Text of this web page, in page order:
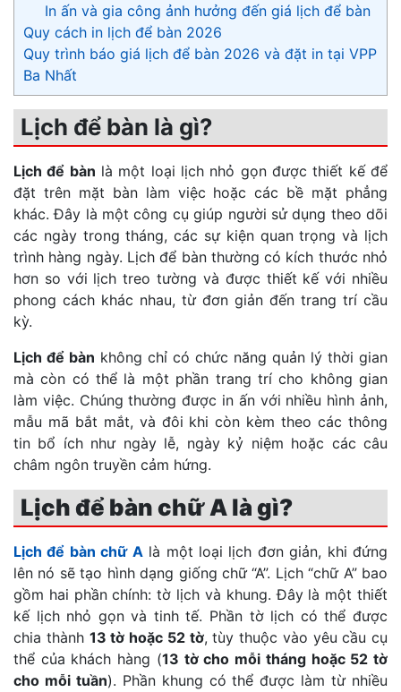
In ấn và gia công ảnh hưởng đến giá lịch để bàn
Quy cách in lịch để bàn 2026
Quy trình báo giá lịch để bàn 2026 và đặt in tại VPP
Ba Nhất
Lịch để bàn là gì?
Lịch để bàn là một loại lịch nhỏ gọn được thiết kế để
đặt trên mặt bàn làm việc hoặc các bề mặt phẳng
khác. Đây là một công cụ giúp người sử dụng theo dõi
các ngày trong tháng, các sự kiện quan trọng và lịch
trình hàng ngày. Lịch để bàn thường có kích thước nhỏ
hơn so với lịch treo tường và được thiết kế với nhiều
phong cách khác nhau, từ đơn giản đến trang trí cầu
kỳ.
Lịch để bàn không chỉ có chức năng quản lý thời gian
mà còn có thể là một phần trang trí cho không gian
làm việc. Chúng thường được in ấn với nhiều hình ảnh,
mẫu mã bắt mắt, và đôi khi còn kèm theo các thông
tin bổ ích như ngày lễ, ngày kỷ niệm hoặc các câu
châm ngôn truyền cảm hứng.
Lịch để bàn chữ A là gì?
Lịch để bàn chữ Alà một loại lịch đơn giản, khi đứng
lên nó sẽ tạo hình dạng giống chữ “A”. Lịch “chữ A” bao
gồm hai phần chính: tờ lịch và khung. Đây là một thiết
kế lịch nhỏ gọn và tinh tế. Phần tờ lịch có thể được
chia thành 13 tờ hoặc 52 tờ, tùy thuộc vào yêu cầu cụ
thể của khách hàng (13 tờ cho mỗi tháng hoặc 52 tờ
cho mỗi tuần). Phần khung có thể được làm từ nhiều